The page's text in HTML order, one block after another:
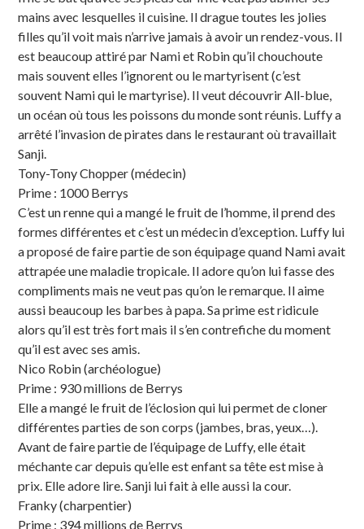
mains avec lesquelles il cuisine. Il drague toutes les jolies
filles qu’il voit mais n’arrive jamais à avoir un rendez-vous. Il
est beaucoup attiré par Nami et Robin qu’il chouchoute
mais souvent elles l’ignorent ou le martyrisent (c’est
souvent Nami qui le martyrise). Il veut découvrir All-blue,
un océan où tous les poissons du monde sont réunis. Luffy a
arrêté l’invasion de pirates dans le restaurant où travaillait
Sanji.
Tony-Tony Chopper (médecin)
Prime : 1000 Berrys
C’est un renne qui a mangé le fruit de l’homme, il prend des
formes différentes et c’est un médecin d’exception. Luffy lui
a proposé de faire partie de son équipage quand Nami avait
attrapée une maladie tropicale. Il adore qu’on lui fasse des
compliments mais ne veut pas qu’on le remarque. Il aime
aussi beaucoup les barbes à papa. Sa prime est ridicule
alors qu’il est très fort mais il s’en contrefiche du moment
qu’il est avec ses amis.
Nico Robin (archéologue)
Prime : 930 millions de Berrys
Elle a mangé le fruit de l’éclosion qui lui permet de cloner
différentes parties de son corps (jambes, bras, yeux…).
Avant de faire partie de l’équipage de Luffy, elle était
méchante car depuis qu’elle est enfant sa tête est mise à
prix. Elle adore lire. Sanji lui fait à elle aussi la cour.
Franky (charpentier)
Prime : 394 millions de Berrys